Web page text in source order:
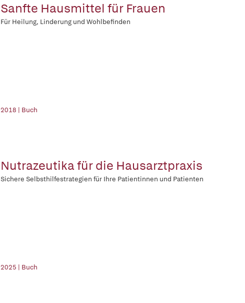
Sanfte Hausmittel für Frauen
Für Heilung, Linderung und Wohlbefinden
2018 | Buch
Nutrazeutika für die Hausarztpraxis
Sichere Selbsthilfestrategien für Ihre Patientinnen und Patienten
2025 | Buch